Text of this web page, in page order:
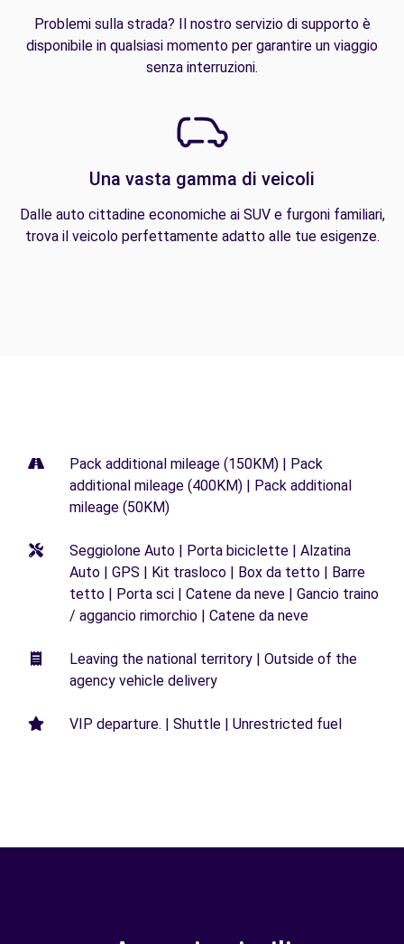
Problemi sulla strada? Il nostro servizio di supporto è
disponibile in qualsiasi momento per garantire un viaggio
senza interruzioni.
Una vasta gamma di veicoli
Dalle auto cittadine economiche ai SUV e furgoni familiari,
trova il veicolo perfettamente adatto alle tue esigenze.
Pack additional mileage (150KM) | Pack
additional mileage (400KM) | Pack additional
mileage (50KM)
Seggiolone Auto | Porta biciclette | Alzatina
Auto | GPS | Kit trasloco | Box da tetto | Barre
tetto | Porta sci | Catene da neve | Gancio traino
/ aggancio rimorchio | Catene da neve
Leaving the national territory | Outside of the
agency vehicle delivery
VIP departure. | Shuttle | Unrestricted fuel